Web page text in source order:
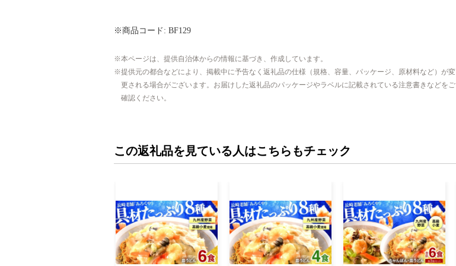
※商品コード: BF129
本ページは、提供自治体からの情報に基づき、作成しています。
提供元の都合などにより、掲載中に予告なく返礼品の仕様（規格、容量、パッケージ、原材料など）が変
更される場合がございます。お届けした返礼品のパッケージやラベルに記載されている注意書きなどをご
確認ください。
この返礼品を見ている人はこちらもチェック